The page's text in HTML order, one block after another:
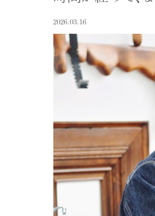
2026.03.16